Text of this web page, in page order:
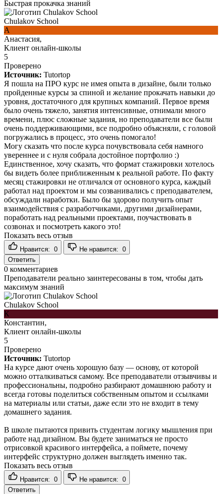
Быстрая прокачка знаний
Chulakov School
А
Анастасия,
Клиент онлайн-школы
5
Проверено
Источник: Tutortop
Я пошла на ПРО курс не имея опыта в дизайне, были только
пройденные курсы за спиной и желание прокачать навыки до
уровня, достаточного для крупных компаний. Первое время
было очень тяжело, занятия интенсивные, отнимали много
времени, плюс сложные задания, но преподаватели все были
очень поддерживающими, все подробно объясняли, с головой
погружались в процесс, это очень помогало!
Могу сказать что после курса почувствовала себя намного
увереннее и с нуля собрала достойное портфолио :)
Единственное, хочу сказать, что формат стажировки хотелось
бы видеть более приближенным к реальной работе. По факту
месяц стажировки не отличался от основного курса, каждый
работал над проектом и мы созванивались с преподавателем,
обсуждали наработки. Было бы здорово получить опыт
взаимодействия с разработчиками, другими дизайнерами,
поработать над реальными проектами, поучаствовать в
созвонах и посмотреть какого это!
Показать весь отзыв
Нравится: 0 Не нравится: 0
Ответить
0 комментариев
Преподаватели реально заинтересованы в том, чтобы дать
максимум знаний
Chulakov School
К
Константин,
Клиент онлайн-школы
5
Проверено
Источник: Tutortop
На курсе дают очень хорошую базу — основу, от которой
можно отталкиваться самому. Все преподаватели отзывчивы и
профессиональны, подробно разбирают домашнюю работу и
всегда готовы поделиться собственным опытом и ссылками
на материалы или статьи, даже если это не входит в тему
домашнего задания.
В школе пытаются привить студентам логику мышления при
работе над дизайном. Вы будете заниматься не просто
отрисовкой красивого интерфейса, а поймете, почему
интерфейс структурно должен выглядеть именно так.
Показать весь отзыв
Нравится: 0 Не нравится: 0
Ответить